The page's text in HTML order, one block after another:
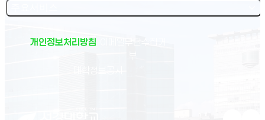
개인정보처리방침